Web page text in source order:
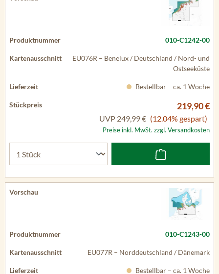
010-C1242-00
EU076R – Benelux / Deutschland / Nord- und
Ostseeküste
Bestellbar – ca. 1 Woche
219,90 €
UVP 249,99 € (12.04% gespart)
Preise inkl. MwSt. zzgl. Versandkosten
010-C1243-00
EU077R – Norddeutschland / Dänemark
Bestellbar – ca. 1 Woche